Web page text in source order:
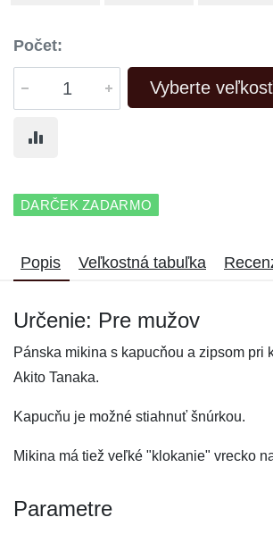
Počet:
Vyberte
DARČEK ZADARMO
Popis Veľkostná tabuľka
Určenie: Pre mužov
Pánska mikina s kapucňou a zipsom pri
Akito Tanaka.
Kapucňu je možné stiahnuť šnúrkou.
Mikina má tiež veľké "klokanie" vrecko
Parametre